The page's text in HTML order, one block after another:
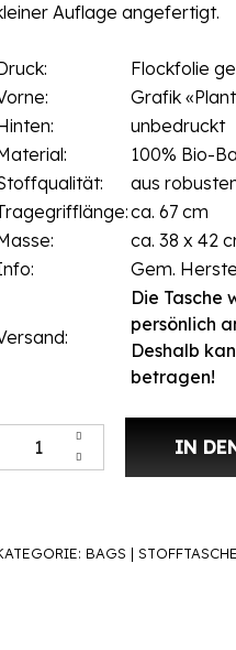
Auflage angefertigt.
Flockfolie
Grafik
unbedruckt
100% Bio-
aus
ca. 67 cm
ca. 38 x 42
Gem.
Die Tasche
persönlich
Deshalb
betragen!
Stofftasche Indigo«Plant»
IN
BAGS |